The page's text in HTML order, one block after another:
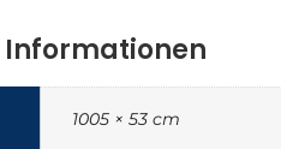
Informationen
1005 × 53 cm